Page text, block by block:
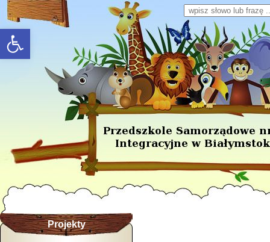
rozwiń/zwiń panel
Wpisz słowo lub frazę
Projekty